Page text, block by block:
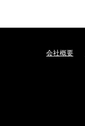
会社概要